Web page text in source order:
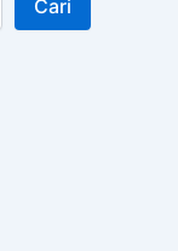
Cari